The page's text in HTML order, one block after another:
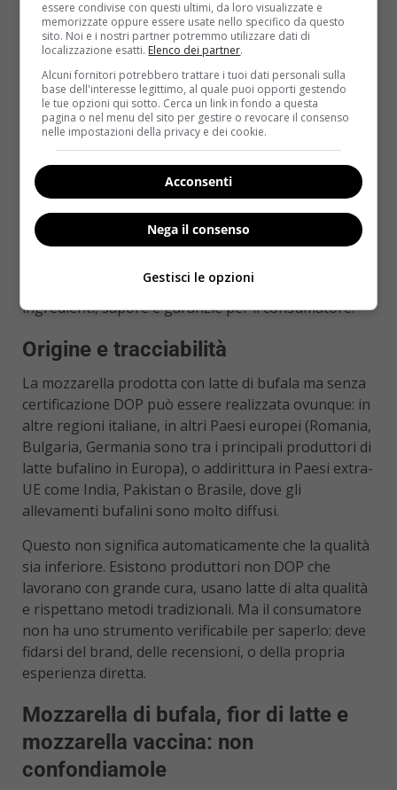
meglio consultare il medico o il dietista prima di
includerla regolarmente nella dieta. Non esistono
versioni “senza lattosio” certificate DOP, poiché il
disciplinare non prevede trattamenti enzimatici sul
latte.
Mozzarella di bufala DOP vs
mozzarella senza DOP: le
differenze principali
Mettere a confronto lamozzarella di bufala DOP
acquista davvero. Le differenze riguardano origine,
ingredienti, sapore e garanzie per il consumatore.
Origine e tracciabilità
La mozzarella prodotta con latte di bufala ma senza
certificazione DOP può essere realizzata ovunque: in
altre regioni italiane, in altri Paesi europei (Romania,
Bulgaria, Germania sono tra i principali produttori di
latte bufalino in Europa), o addirittura in Paesi extra-
UE come India, Pakistan o Brasile, dove gli
allevamenti bufalini sono molto diffusi.
Questo non significa automaticamente che la qualità
sia inferiore. Esistono produttori non DOP che
lavorano con grande cura, usano latte di alta qualità
e rispettano metodi tradizionali. Ma il consumatore
non ha uno strumento verificabile per saperlo: deve
fidarsi del brand, delle recensioni, o della propria
esperienza diretta.
Mozzarella di bufala, fior di latte e
mozzarella vaccina: non
confondiamole
essere condivise con questi ultimi, da loro visualizzate e
memorizzate oppure essere usate nello specifico da questo
sito. Noi e i nostri partner potremmo utilizzare dati di
localizzazione esatti. Elenco dei partner.
Alcuni fornitori potrebbero trattare i tuoi dati personali sulla
base dell'interesse legittimo, al quale puoi opporti gestendo
le tue opzioni qui sotto. Cerca un link in fondo a questa
pagina o nel menu del sito per gestire o revocare il consenso
nelle impostazioni della privacy e dei cookie.
Acconsenti
Nega il consenso
Gestisci le opzioni